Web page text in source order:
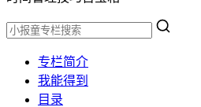
专栏简介
我能得到
目录